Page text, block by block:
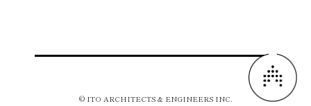
© ITO ARCHITECTS & ENGINEERS INC.